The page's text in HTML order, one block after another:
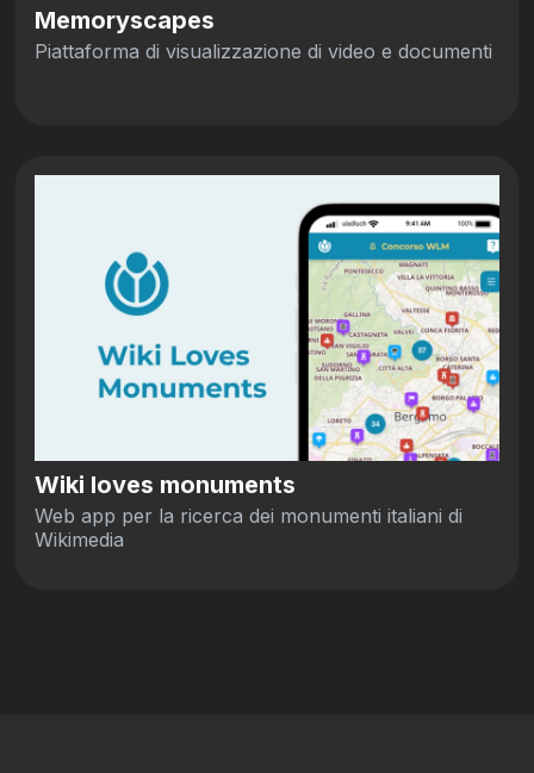
Memoryscapes
Piattaforma di visualizzazione di video e documenti
Wiki loves monuments
Web app per la ricerca dei monumenti italiani di
Wikimedia